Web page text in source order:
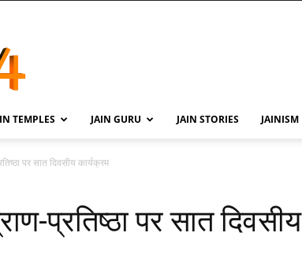
TEMPLES JAIN GURU JAIN STORIES JAINISM
पर सात दिवसीय कार्यक्रम
प्रतिष्ठा पर सात दिवसीय